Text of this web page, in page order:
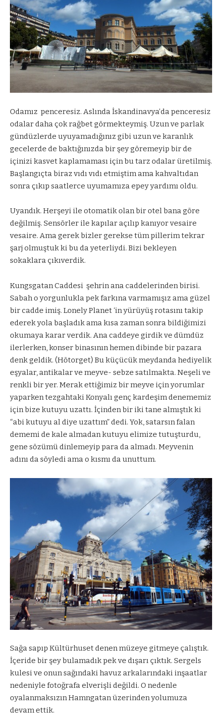
Odamız penceresiz. Aslında İskandinavya’da penceresiz
odalar daha çok rağbet görmekteymiş. Uzun ve parlak
gündüzlerde uyuyamadığınız gibi uzun ve karanlık
gecelerde de baktığınızda bir şey göremeyip bir de
içinizi kasvet kaplamaması için bu tarz odalar üretilmiş.
Başlangıçta biraz vıdı vıdı etmiştim ama kahvaltıdan
sonra çıkıp saatlerce uyumamıza epey yardımı oldu.
Uyandık. Herşeyi ile otomatik olan bir otel bana göre
değilmiş. Sensörler ile kapılar açılıp kanıyor vesaire
vesaire. Ama gerek bizler gerekse tüm pillerim tekrar
şarj olmuştuk ki bu da yeterliydi. Bizi bekleyen
sokaklara çıkıverdik.
Kungsgatan Caddesi şehrin ana caddelerinden birisi.
Sabah o yorgunlukla pek farkına varmamışız ama güzel
bir cadde imiş. Lonely Planet ‘in yürüyüş rotasını takip
ederek yola başladık ama kısa zaman sonra bildiğimizi
okumaya karar verdik. Ana caddeye girdik ve dümdüz
ilerlerken, konser binasının hemen dibinde bir pazara
denk geldik. (Hötorget) Bu küçücük meydanda hediyelik
eşyalar, antikalar ve meyve- sebze satılmakta. Neşeli ve
renkli bir yer. Merak ettiğimiz bir meyve için yorumlar
yaparken tezgahtaki Konyalı genç kardeşim denememiz
için bize kutuyu uzattı. İçinden bir iki tane almıştık ki
“abi kutuyu al diye uzattım” dedi. Yok, satarsın falan
dememi de kale almadan kutuyu elimize tutuşturdu,
gene sözümü dinlemeyip para da almadı. Meyvenin
adını da söyledi ama o kısmı da unuttum.
Sağa sapıp Kültürhuset denen müzeye gitmeye çalıştık.
İçeride bir şey bulamadık pek ve dışarı çıktık. Sergels
kulesi ve onun sağındaki havuz arkalarındaki inşaatlar
nedeniyle fotoğrafa elverişli değildi. O nedenle
oyalanmaksızın Hamngatan üzerinden yolumuza
devam ettik.